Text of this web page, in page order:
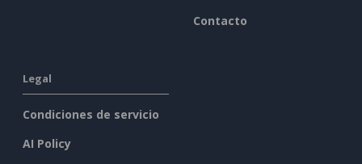
Contacto
Legal
Condiciones de servicio
AI Policy